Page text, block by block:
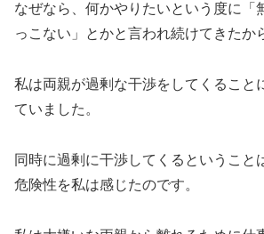
なぜなら、何かやりたいという度に「
っこない」とかと言われ続けてきたか
私は両親が過剰な干渉をしてくること
ていました。
同時に過剰に干渉してくるということ
危険性を私は感じたのです。